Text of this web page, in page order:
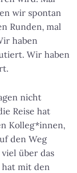
wir spontan
Runden, mal
haben
Wir haben
nicht
Reise hat
Kolleg*innen,
den Weg
über das
hat mit den